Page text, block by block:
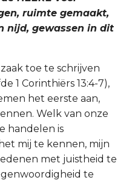
ruimte gemaakt,
nijd, gewassen in dit
toe te schrijven
1 Corinthiërs 13:4-7),
het eerste aan,
Welk van onze
handelen is
mij te kennen, mijn
met juistheid te
te